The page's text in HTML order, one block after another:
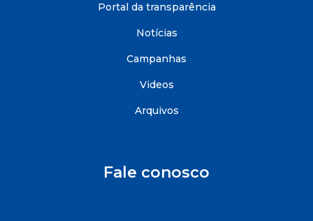
Portal da transparência
Notícias
Campanhas
Videos
Arquivos
Fale conosco